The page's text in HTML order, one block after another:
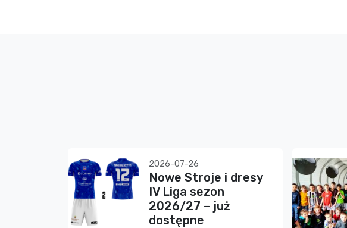
2026-07-26
Nowe Stroje i dresy
IV Liga sezon
2026/27 – już
dostępne